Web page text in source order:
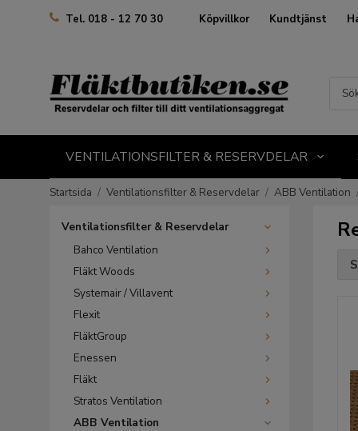
Tel. 018 - 12 70 30 Köpvillkor Kundtjänst
VENTILATIONSFILTER & RESERVDELAR
Startsida / Ventilationsfilter & Reservdelar / ABB Ventilation
Ventilationsfilter & Reservdelar
Bahco Ventilation
Fläkt Woods
Systemair / Villavent
Flexit
FläktGroup
Enessen
Fläkt
Stratos Ventilation
ABB Ventilation